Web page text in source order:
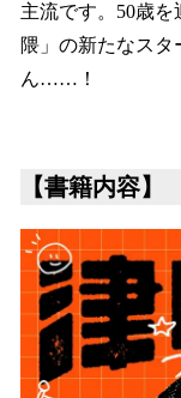
主流です。50歳
隈」の新たなス
ん……！
【書籍内容】